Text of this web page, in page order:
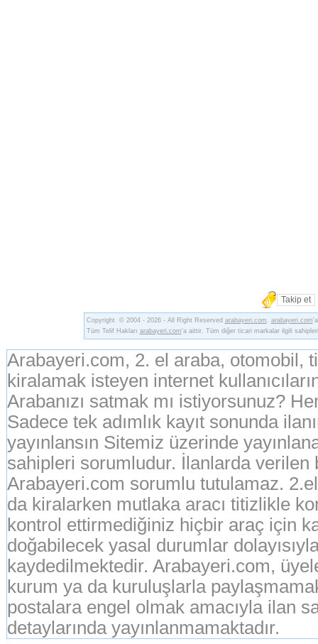
Takip et
Copyright © 2004 - 2026 - All Right Reserved arabayeri.com . arabayeri.com
Tüm Telif Hakları arabayeri.com'a aittir. Tüm diğer ticari markalar ilgili
Arabayeri.com, 2. el araba, otomobil,
kiralamak isteyen internet
Arabanızı satmak mı istiyorsunuz?
Sadece tek adımlık kayıt sonunda
yayınlansın Sitemiz üzerinde
sahipleri sorumludur. İlanlarda verilen
Arabayeri.com sorumlu tutulamaz.
da kiralarken mutlaka aracı titizlikle
kontrol ettirmediğiniz hiçbir araç için
doğabilecek yasal durumlar
kaydedilmektedir. Arabayeri.com,
kurum ya da kuruluşlarla
postalara engel olmak amacıyla ilan
detaylarında yayınlanmamaktadır.